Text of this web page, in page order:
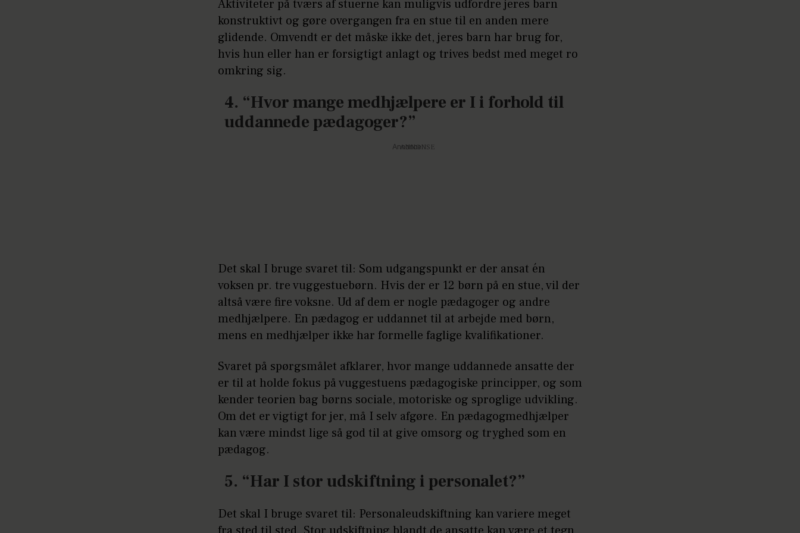
Aktiviteter på tværs af stuerne kan muligvis udfordre jeres barn
konstruktivt og gøre overgangen fra en stue til en anden mere
glidende. Omvendt er det måske ikke det, jeres barn har brug for,
hvis hun eller han er forsigtigt anlagt og trives bedst med meget ro
omkring sig.
4. “Hvor mange medhjælpere er I i forhold til
uddannede pædagoger?”
Annonce
Det skal I bruge svaret til: Som udgangspunkt er der ansat én
voksen pr. tre vuggestuebørn. Hvis der er 12 børn på en stue, vil der
altså være fire voksne. Ud af dem er nogle pædagoger og andre
medhjælpere. En pædagog er uddannet til at arbejde med børn,
mens en medhjælper ikke har formelle faglige kvalifikationer.
Svaret på spørgsmålet afklarer, hvor mange uddannede ansatte der
er til at holde fokus på vuggestuens pædagogiske principper, og som
kender teorien bag børns sociale, motoriske og sproglige udvikling.
Om det er vigtigt for jer, må I selv afgøre. En pædagogmedhjælper
kan være mindst lige så god til at give omsorg og tryghed som en
pædagog.
5. “Har I stor udskiftning i personalet?”
Det skal I bruge svaret til: Personaleudskiftning kan variere meget